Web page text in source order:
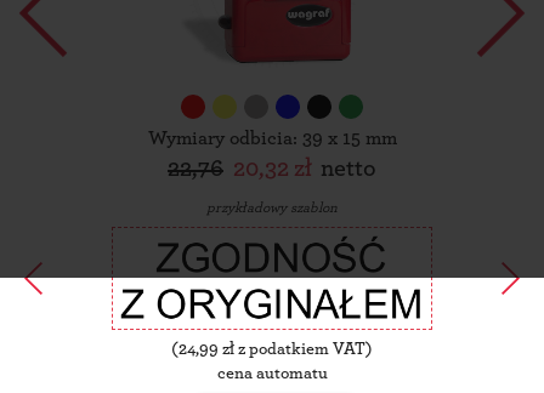
Wymiary odbicia: 39 x 15 mm
22,76 20,32 zł netto
przykładowy szablon
(24,99 zł z podatkiem VAT)
cena automatu